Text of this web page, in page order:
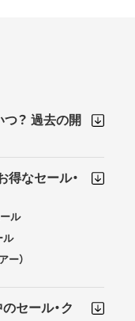
？ 過去の開
得なセール・
ル
ル
ー）
セール・ク